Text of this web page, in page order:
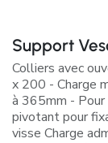
Support
Colliers avec
x 200 - Charge
à 365mm -
pivotant pour
visse Charge